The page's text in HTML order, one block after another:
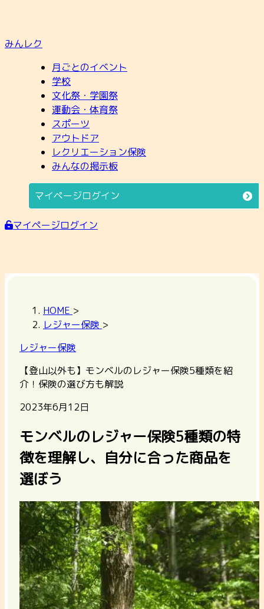
みんレク
月ごとのイベント
学校
文化祭・学園祭
運動会・体育祭
スポーツ
アウトドア
レクリエーション保険
みんなの掲示板
マイページログイン
マイページログイン
HOME >
レジャー保険 >
レジャー保険
【登山以外も】モンベルのレジャー保険5種類を紹
介！保険の選び方も解説
2023年6月12日
モンベルのレジャー保険5種類の特
徴を理解し、自分に合った商品を
選ぼう